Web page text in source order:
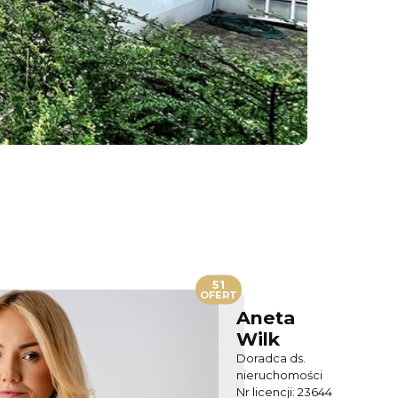
Aneta
Wilk
Doradca ds.
nieruchomości
Nr licencji: 23644
51
OFERT